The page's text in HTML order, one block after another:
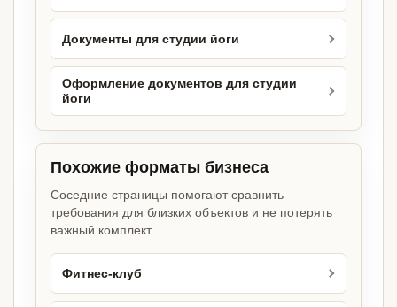
Документы для студии йоги
Оформление документов для студии
йоги
Похожие форматы бизнеса
Соседние страницы помогают сравнить
требования для близких объектов и не потерять
важный комплект.
Фитнес-клуб